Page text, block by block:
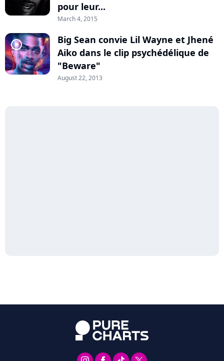
pour leur...
March 4, 2015
player2
Big Sean convie Lil Wayne et Jhené
Aiko dans le clip psychédélique de
"Beware"
August 22, 2013